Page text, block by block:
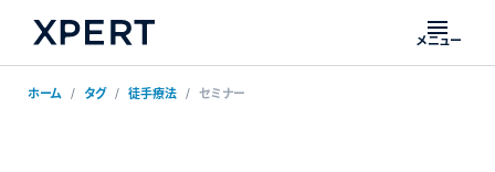
メニュー
ホーム タグ 徒手療法 セミナー